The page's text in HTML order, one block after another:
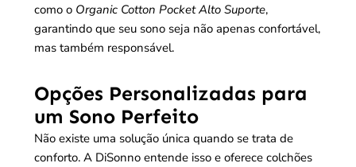
como o Organic Cotton Pocket Alto Suporte,
garantindo que seu sono seja não apenas confortável,
mas também responsável.
Opções Personalizadas para
um Sono Perfeito
Não existe uma solução única quando se trata de
conforto. A DiSonno entende isso e oferece colchões